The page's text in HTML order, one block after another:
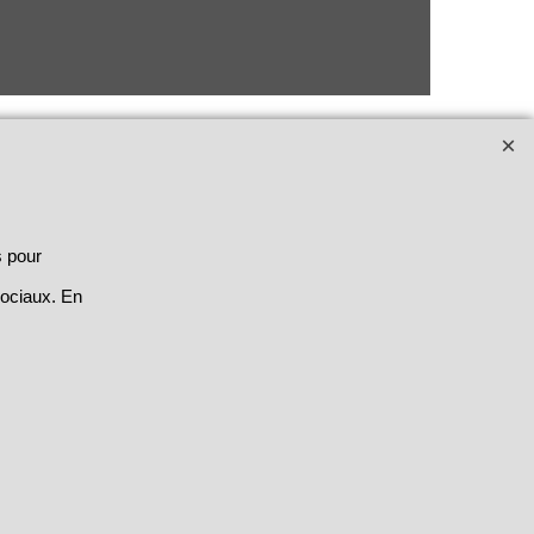
pour
En